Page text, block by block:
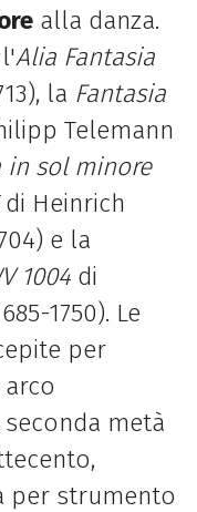
alla danza.
Alia Fantasia
la Fantasia
Telemann
in sol minore
Heinrich
e la
1004di
1750). Le
per
metà
per strumento